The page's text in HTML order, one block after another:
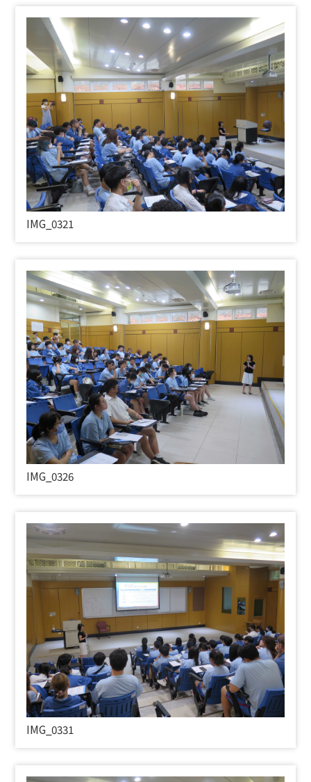
IMG_0321
IMG_0326
IMG_0331